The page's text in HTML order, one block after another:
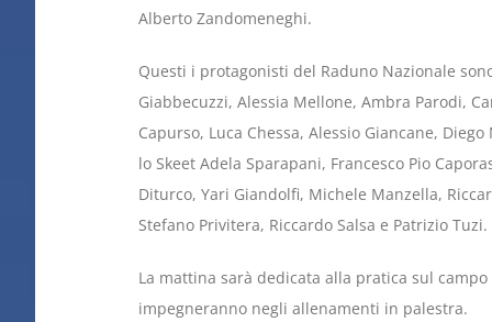
Alberto Zandomeneghi.
Questi i protagonisti del Raduno Nazionale
Giabbecuzzi, Alessia Mellone, Ambra Parodi,
Capurso, Luca Chessa, Alessio Giancane,
lo Skeet Adela Sparapani, Francesco Pio
Diturco, Yari Giandolfi, Michele Manzella,
Stefano Privitera, Riccardo Salsa e Patrizio Tuzi.
La mattina sarà dedicata alla pratica sul
impegneranno negli allenamenti in palestra.